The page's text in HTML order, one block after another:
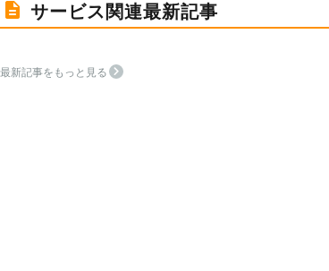
サービス関連最新記事
最新記事をもっと見る